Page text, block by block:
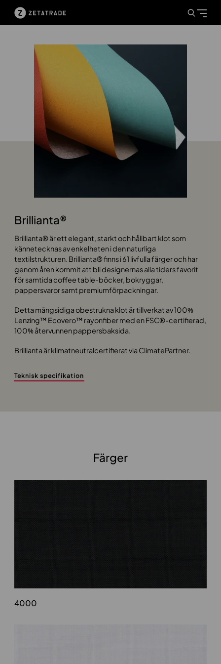
Brillianta®
Brillianta® är ett elegant, starkt och hållbart klot som
kännetecknas av enkelheten i den naturliga
textilstrukturen. Brillianta® finns i 61 livfulla färger och har
genom åren kommit att bli designernas alla tiders favorit
för samtida coffee table-böcker, bokryggar,
pappersvaror samt premiumförpackningar.
Detta mångsidiga obestrukna klot är tillverkat av 100%
Lenzing™ Ecovero™ rayonfiber med en FSC®-certifierad,
100% återvunnen pappersbaksida.
Brillianta är klimatneutralcertifierat via ClimatePartner.
Teknisk specifikation
Färger
4000